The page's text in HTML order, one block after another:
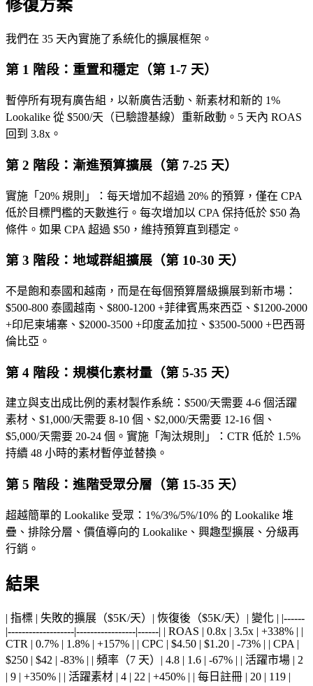
修復方案
我們在 35 天內實施了系統化的擴展框架。
第 1 階段：重置和穩定（第 1-7 天）
暫停所有現有廣告組，以新廣告活動、新素材和新的 1%
Lookalike 從 $500/天（已驗證基線）重新啟動。5 天內 ROAS
回到 3.8x。
第 2 階段：漸進預算擴展（第 7-25 天）
實施「20% 規則」：每天增加不超過 20% 的預算，僅在 CPA
低於目標門檻的天數進行。每次增加以 CPA 保持低於 $50 為
條件。如果 CPA 超過 $50，維持預算直到穩定。
第 3 階段：地域群組擴展（第 10-30 天）
不是飽和泰國和越南，而是在每個預算層級擴展到新市場：
$500-800 泰國越南、$800-1200 +菲律賓馬來西亞、$1200-2000
+印尼柬埔寨、$2000-3500 +印度孟加拉、$3500-5000 +巴西哥
倫比亞。
第 4 階段：規模化素材量（第 5-35 天）
建立與支出成比例的素材製作系統：$500/天需要 4-6 個活躍
素材、$1,000/天需要 8-10 個、$2,000/天需要 12-16 個、
$5,000/天需要 20-24 個。實施「淘汰規則」：CTR 低於 1.5%
持續 48 小時的素材暫停並替換。
第 5 階段：進階受眾分層（第 15-35 天）
超越簡單的 Lookalike 受眾：1%/3%/5%/10% 的 Lookalike 堆
疊、排除分層、價值導向的 Lookalike、興趣型擴展、分級再
行銷。
結果
| 指標 | 失敗的擴展（$5K/天）| 恢復後（$5K/天）| 變化 | |------
|-------------------|-----------------|------| | ROAS | 0.8x | 3.5x | +338% | |
CTR | 0.7% | 1.8% | +157% | | CPC | $4.50 | $1.20 | -73% | | CPA |
$250 | $42 | -83% | | 頻率（7 天）| 4.8 | 1.6 | -67% | | 活躍市場 | 2
| 9 | +350% | | 活躍素材 | 4 | 22 | +450% | | 每日註冊 | 20 | 119 |